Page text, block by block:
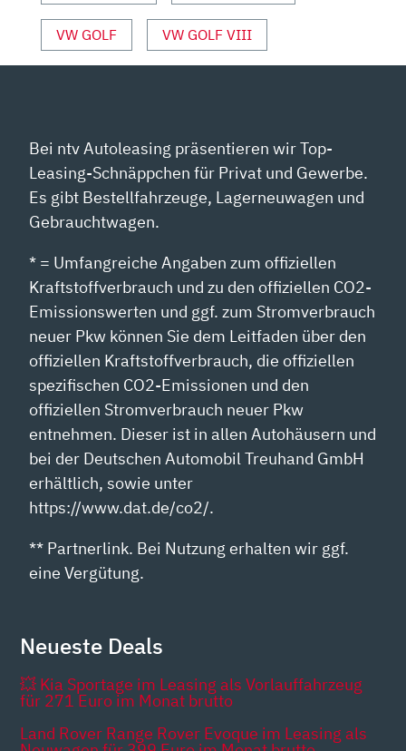
VW GOLF VW GOLF VIII
Bei ntv Autoleasing präsentieren wir Top-
Leasing-Schnäppchen für Privat und Gewerbe.
Es gibt Bestellfahrzeuge, Lagerneuwagen und
Gebrauchtwagen.
* = Umfangreiche Angaben zum offiziellen
Kraftstoffverbrauch und zu den offiziellen CO2-
Emissionswerten und ggf. zum Stromverbrauch
neuer Pkw können Sie dem Leitfaden über den
offiziellen Kraftstoffverbrauch, die offiziellen
spezifischen CO2-Emissionen und den
offiziellen Stromverbrauch neuer Pkw
entnehmen. Dieser ist in allen Autohäusern und
bei der Deutschen Automobil Treuhand GmbH
erhältlich, sowie unter
https://www.dat.de/co2/.
** Partnerlink. Bei Nutzung erhalten wir ggf.
eine Vergütung.
Neueste Deals
💥 Kia Sportage im Leasing als Vorlauffahrzeug
für 271 Euro im Monat brutto
Land Rover Range Rover Evoque im Leasing als